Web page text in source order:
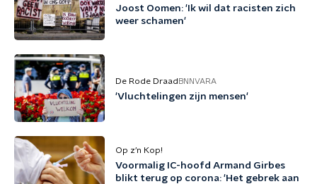
Joost Oomen: 'Ik wil dat racisten zich
weer schamen'
De Rode Draad BNNVARA
'Vluchtelingen zijn mensen'
Op z’n Kop!
Voormalig IC-hoofd Armand Girbes
blikt terug op corona: 'Het gebrek aan